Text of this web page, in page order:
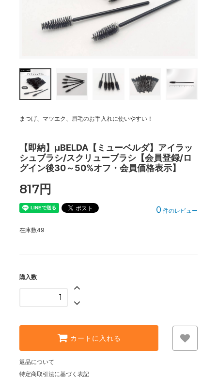
まつげ、マツエク、眉毛のお手入れに使いやすい！
【即納】μBELDA【ミューベルダ】アイラッ
シュブラシ/スクリューブラシ【会員登録/ロ
グイン後30～50%オフ・会員価格表示】
817円
0 件のレビュー
在庫数49
購入数
カートに入れる
返品について
特定商取引法に基づく表記